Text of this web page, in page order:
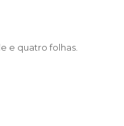
e quatro folhas.